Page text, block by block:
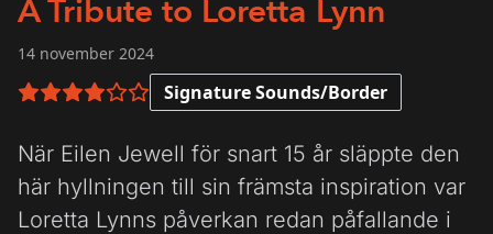
A Tribute to Loretta Lynn
14 november 2024
4 av 6 i betyg Signature Sounds/Border
När Eilen Jewell för snart 15 år släppte den
här hyllningen till sin främsta inspiration var
Loretta Lynns påverkan redan påfallande i